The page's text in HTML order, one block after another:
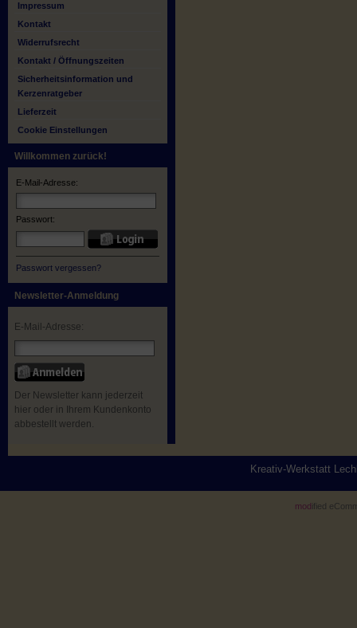
Impressum
Kontakt
Widerrufsrecht
Kontakt / Öffnungszeiten
Sicherheitsinformation und
Kerzenratgeber
Lieferzeit
Cookie Einstellungen
Willkommen zurück!
E-Mail-Adresse:
Passwort:
Passwort vergessen?
Newsletter-Anmeldung
E-Mail-Adresse:
Der Newsletter kann jederzeit
hier oder in Ihrem Kundenkonto
abbestellt werden.
Kreativ-Werkstatt
mod ified